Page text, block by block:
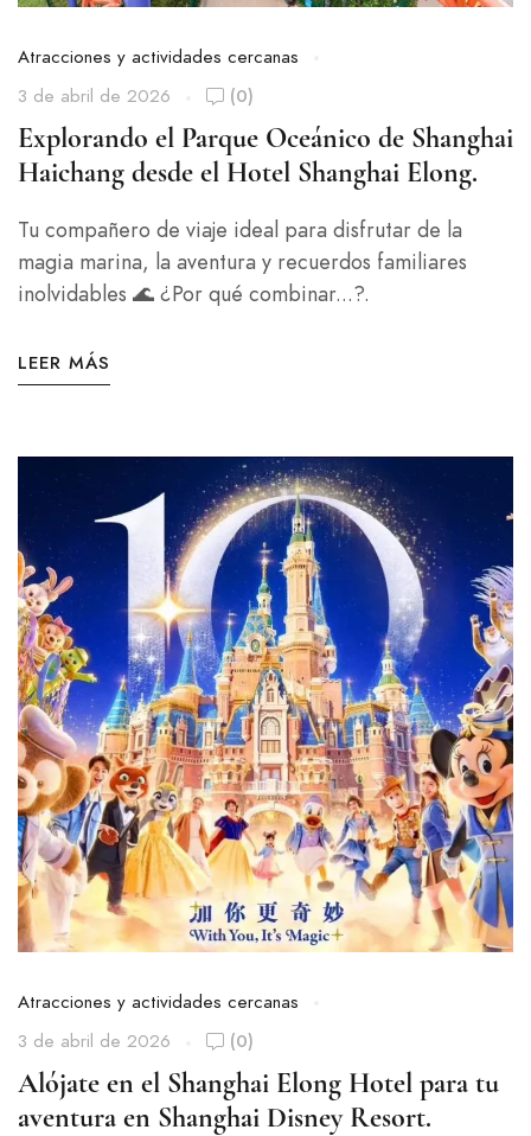
Atracciones y actividades cercanas
3 de abril de 2026
(0)
Explorando el Parque Oceánico de Shanghai
Haichang desde el Hotel Shanghai Elong.
Tu compañero de viaje ideal para disfrutar de la
magia marina, la aventura y recuerdos familiares
inolvidables 🌊 ¿Por qué combinar...?.
LEER MÁS
Atracciones y actividades cercanas
3 de abril de 2026
(0)
Alójate en el Shanghai Elong Hotel para tu
aventura en Shanghai Disney Resort.